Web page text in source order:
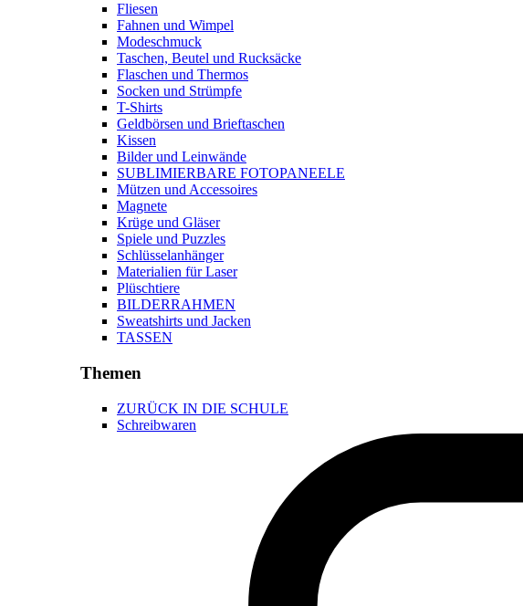
Fliesen
Fahnen und Wimpel
Modeschmuck
Taschen, Beutel und Rucksäcke
Flaschen und Thermos
Socken und Strümpfe
T-Shirts
Geldbörsen und Brieftaschen
Kissen
Bilder und Leinwände
SUBLIMIERBARE FOTOPANEELE
Mützen und Accessoires
Magnete
Krüge und Gläser
Spiele und Puzzles
Schlüsselanhänger
Materialien für Laser
Plüschtiere
BILDERRAHMEN
Sweatshirts und Jacken
TASSEN
Themen
ZURÜCK IN DIE SCHULE
Schreibwaren